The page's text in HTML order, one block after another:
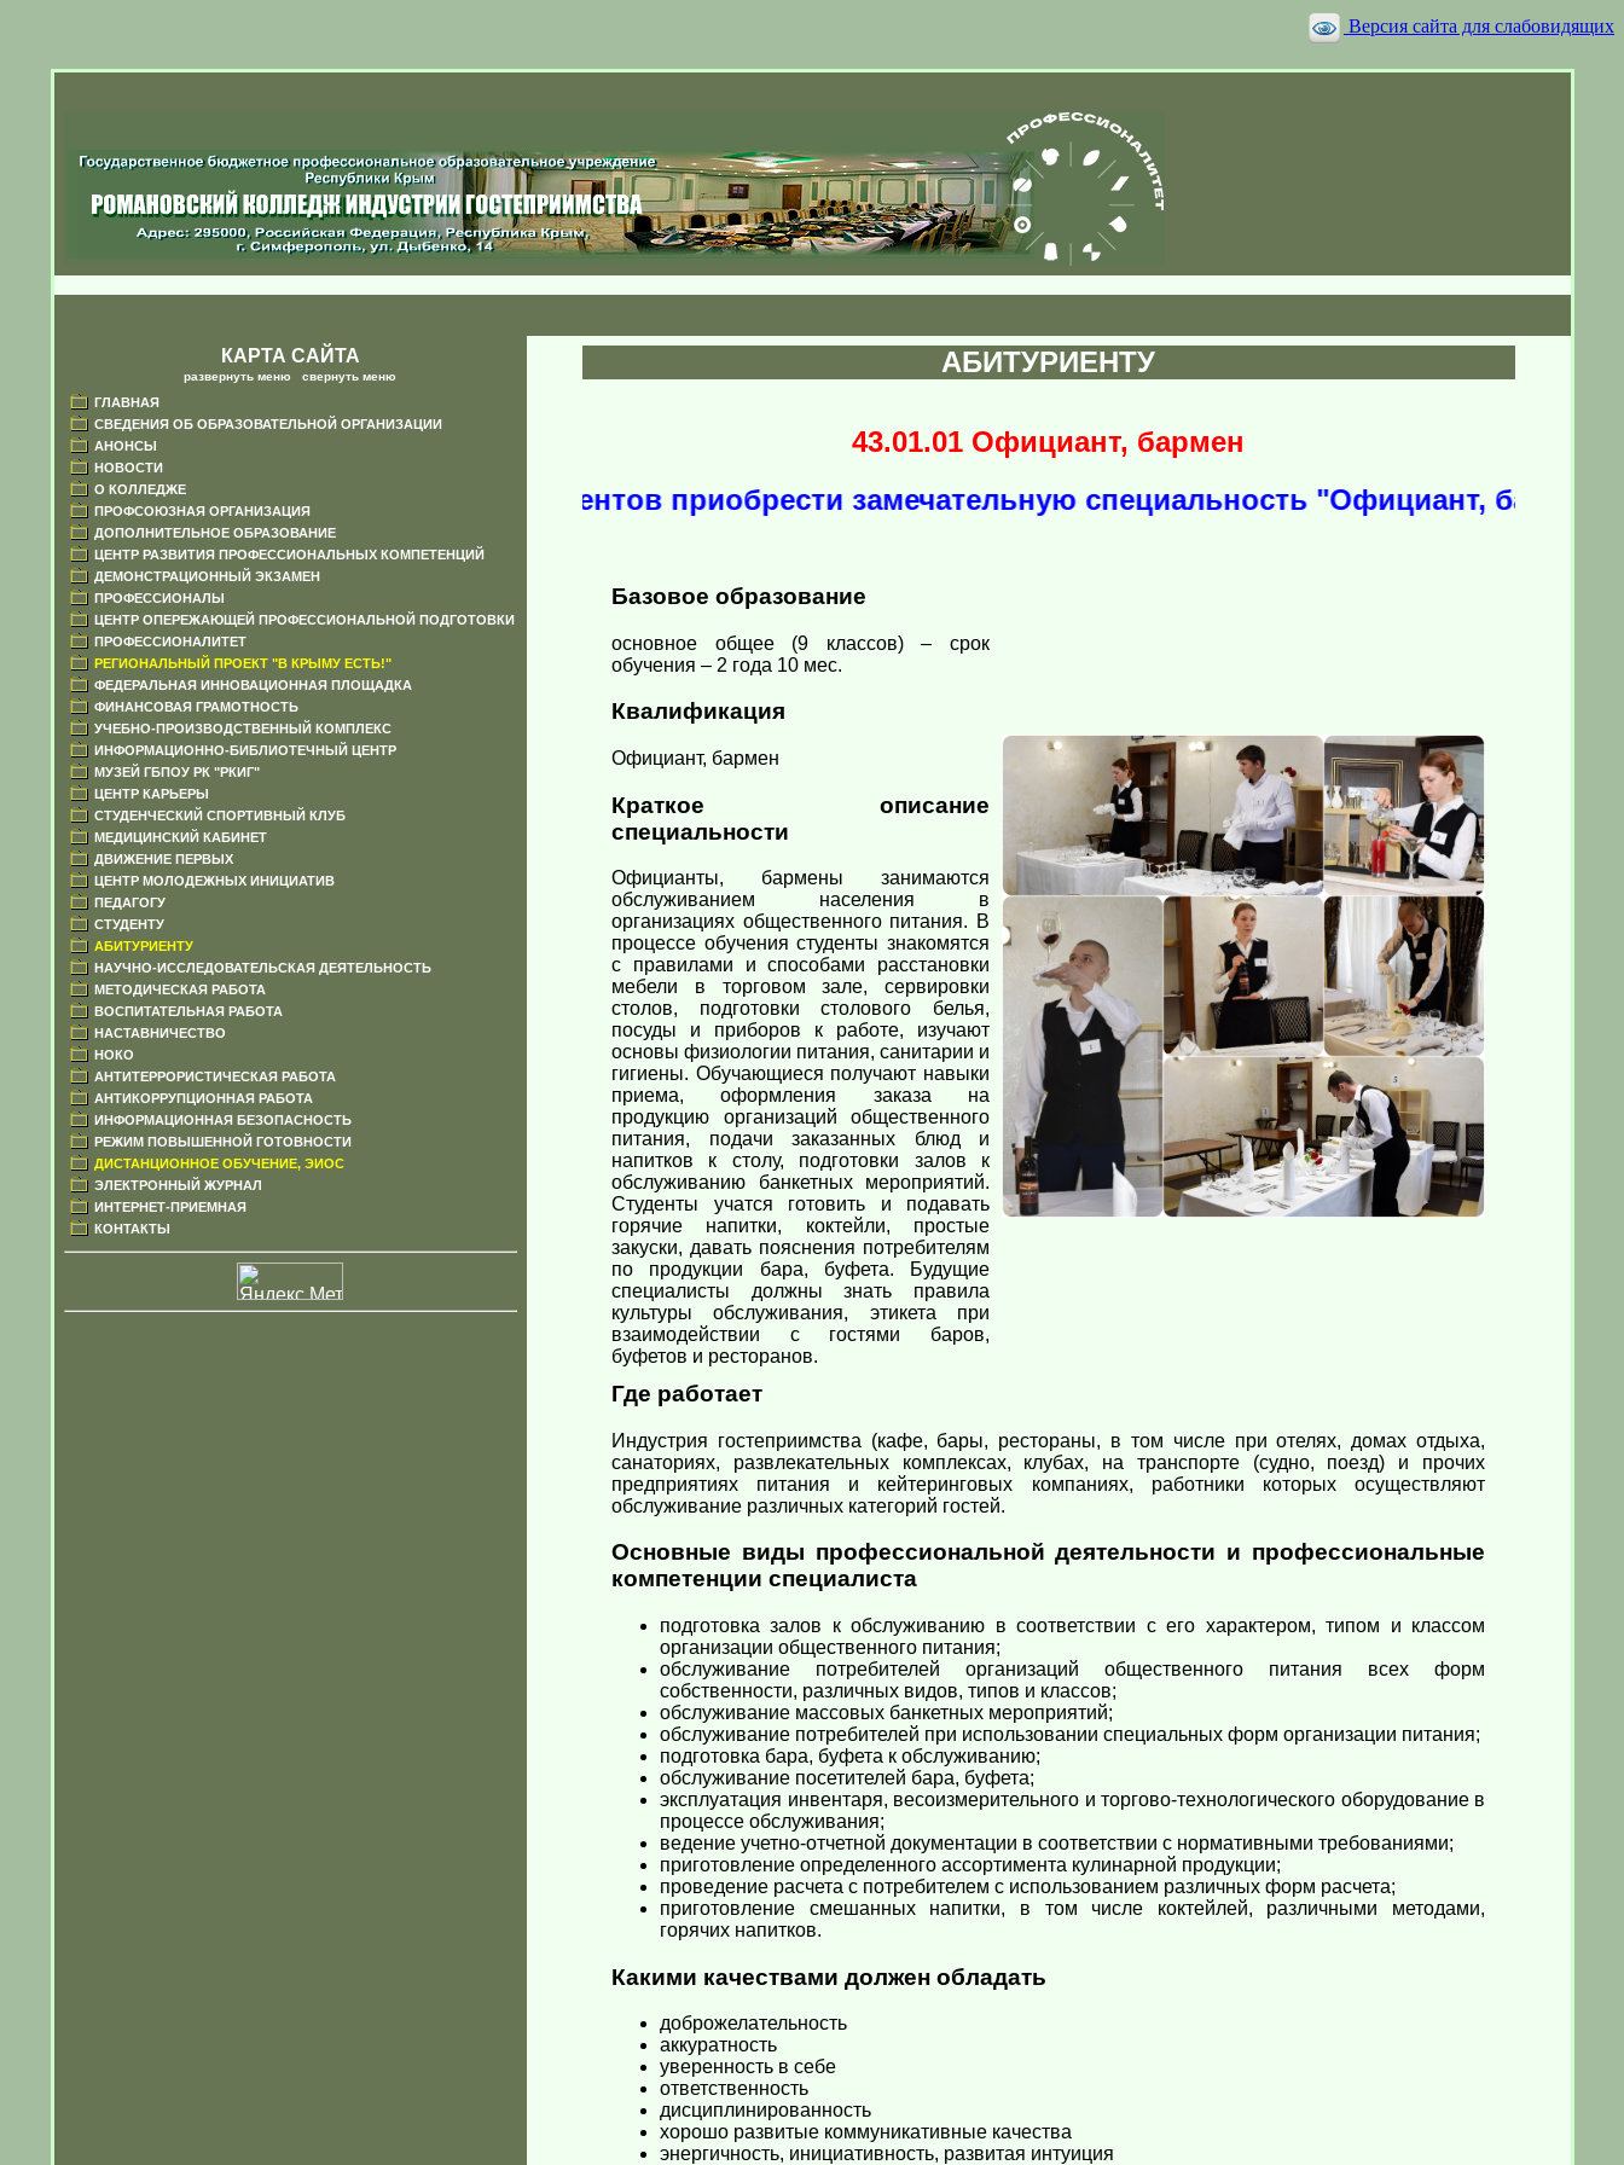
Версия сайта для слабовидящих
КАРТА САЙТА
развернуть меню свернуть меню
ГЛАВНАЯ
СВЕДЕНИЯ ОБ ОБРАЗОВАТЕЛЬНОЙ ОРГАНИЗАЦИИ
АНОНСЫ
НОВОСТИ
О КОЛЛЕДЖЕ
ПРОФСОЮЗНАЯ ОРГАНИЗАЦИЯ
ДОПОЛНИТЕЛЬНОЕ ОБРАЗОВАНИЕ
ЦЕНТР РАЗВИТИЯ ПРОФЕССИОНАЛЬНЫХ КОМПЕТЕНЦИЙ
ДЕМОНСТРАЦИОННЫЙ ЭКЗАМЕН
ПРОФЕССИОНАЛЫ
ЦЕНТР ОПЕРЕЖАЮЩЕЙ ПРОФЕССИОНАЛЬНОЙ ПОДГОТОВКИ
ПРОФЕССИОНАЛИТЕТ
РЕГИОНАЛЬНЫЙ ПРОЕКТ "В КРЫМУ ЕСТЬ!"
ФЕДЕРАЛЬНАЯ ИННОВАЦИОННАЯ ПЛОЩАДКА
ФИНАНСОВАЯ ГРАМОТНОСТЬ
УЧЕБНО-ПРОИЗВОДСТВЕННЫЙ КОМПЛЕКС
ИНФОРМАЦИОННО-БИБЛИОТЕЧНЫЙ ЦЕНТР
МУЗЕЙ ГБПОУ РК "РКИГ"
ЦЕНТР КАРЬЕРЫ
СТУДЕНЧЕСКИЙ СПОРТИВНЫЙ КЛУБ
МЕДИЦИНСКИЙ КАБИНЕТ
ДВИЖЕНИЕ ПЕРВЫХ
ЦЕНТР МОЛОДЕЖНЫХ ИНИЦИАТИВ
ПЕДАГОГУ
СТУДЕНТУ
АБИТУРИЕНТУ
НАУЧНО-ИССЛЕДОВАТЕЛЬСКАЯ ДЕЯТЕЛЬНОСТЬ
МЕТОДИЧЕСКАЯ РАБОТА
ВОСПИТАТЕЛЬНАЯ РАБОТА
НАСТАВНИЧЕСТВО
НОКО
АНТИТЕРРОРИСТИЧЕСКАЯ РАБОТА
АНТИКОРРУПЦИОННАЯ РАБОТА
ИНФОРМАЦИОННАЯ БЕЗОПАСНОСТЬ
РЕЖИМ ПОВЫШЕННОЙ ГОТОВНОСТИ
ДИСТАНЦИОННОЕ ОБУЧЕНИЕ, ЭИОС
ЭЛЕКТРОННЫЙ ЖУРНАЛ
ИНТЕРНЕТ-ПРИЕМНАЯ
КОНТАКТЫ
АБИТУРИЕНТУ
43.01.01 Официант, бармен
Приглашаем абитуриентов приобрести замечательную специальность "Официант, бармен"
Базовое образование
основное общее (9 классов) – срок
обучения – 2 года 10 мес.
Квалификация
Официант, бармен
Краткое описание
специальности
Официанты, бармены занимаются
обслуживанием населения в
организациях общественного питания. В
процессе обучения студенты знакомятся
с правилами и способами расстановки
мебели в торговом зале, сервировки
столов, подготовки столового белья,
посуды и приборов к работе, изучают
основы физиологии питания, санитарии и
гигиены. Обучающиеся получают навыки
приема, оформления заказа на
продукцию организаций общественного
питания, подачи заказанных блюд и
напитков к столу, подготовки залов к
обслуживанию банкетных мероприятий.
Студенты учатся готовить и подавать
горячие напитки, коктейли, простые
закуски, давать пояснения потребителям
по продукции бара, буфета. Будущие
специалисты должны знать правила
культуры обслуживания, этикета при
взаимодействии с гостями баров,
буфетов и ресторанов.
Где работает
Индустрия гостеприимства (кафе, бары, рестораны, в том числе при отелях, домах отдыха,
санаториях, развлекательных комплексах, клубах, на транспорте (судно, поезд) и прочих
предприятиях питания и кейтеринговых компаниях, работники которых осуществляют
обслуживание различных категорий гостей.
Основные виды профессиональной деятельности и профессиональные
компетенции специалиста
подготовка залов к обслуживанию в соответствии с его характером, типом и классом
организации общественного питания;
обслуживание потребителей организаций общественного питания всех форм
собственности, различных видов, типов и классов;
обслуживание массовых банкетных мероприятий;
обслуживание потребителей при использовании специальных форм организации питания;
подготовка бара, буфета к обслуживанию;
обслуживание посетителей бара, буфета;
эксплуатация инвентаря, весоизмерительного и торгово-технологического оборудование в
процессе обслуживания;
ведение учетно-отчетной документации в соответствии с нормативными требованиями;
приготовление определенного ассортимента кулинарной продукции;
проведение расчета с потребителем с использованием различных форм расчета;
приготовление смешанных напитки, в том числе коктейлей, различными методами,
горячих напитков.
Какими качествами должен обладать
доброжелательность
аккуратность
уверенность в себе
ответственность
дисциплинированность
хорошо развитые коммуникативные качества
энергичность, инициативность, развитая интуиция